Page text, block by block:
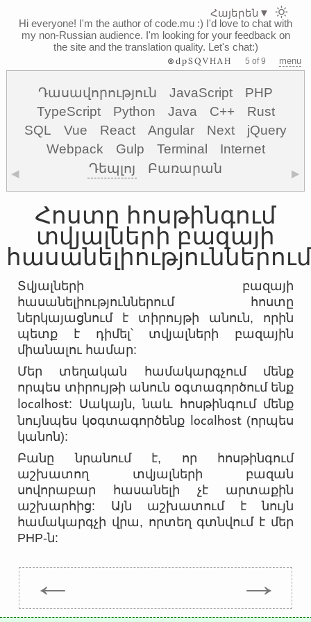
Hi everyone! I'm the author of code.mu :) I'd love to chat with
my non-Russian audience. I'm looking for your feedback on
the site and the translation quality. Let's chat:)
⊗dpSQVHAH 5 of 9 menu
Դասավորություն JavaScript
PHP
TypeScript
Python Java C++
Rust
SQL
Vue React Angular Next
jQuery
Webpack
Gulp Terminal
Internet
Դեպլոյ
Բառարան
◀ ▶
Հոստը հոսթինգում
տվյալների բազայի
հասանելիություններում
Տվյալների բազայի
հասանելիություններում հոստը
ներկայացնում է տիրույթի անուն, որին
պետք է դիմել՝ տվյալների բազային
միանալու համար:
Մեր տեղական համակարգչում մենք
որպես տիրույթի անուն օգտագործում ենք
localhost: Սակայն, նաև հոսթինգում մենք
նույնպես կօգտագործենք localhost(որպես
կանոն):
Բանը նրանում է, որ հոսթինգում
աշխատող տվյալների բազան
սովորաբար հասանելի չէ արտաքին
աշխարհից: Այն աշխատում է նույն
համակարգչի վրա, որտեղ գտնվում է մեր
PHP-ն:
← →
Հայերեն ▼